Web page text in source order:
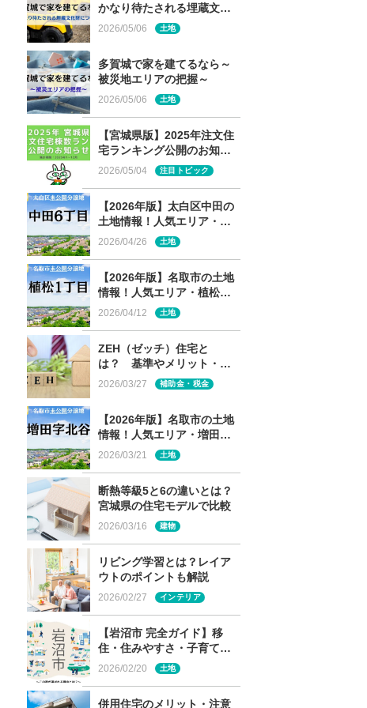
かなり待たされる埋蔵文化
財について～
2026/05/06 土地
多賀城で家を建てるなら～
被災地エリアの把握～
2026/05/06 土地
【宮城県版】2025年注文住
宅ランキング公開のお知ら
せ
2026/05/04 注目トピック
【2026年版】太白区中田の
土地情報！人気エリア・中
田6丁目の未公開分譲地を解
2026/04/26 土地
【2026年版】名取市の土地
情報！人気エリア・植松の
未公開分譲地を解説
2026/04/12 土地
ZEH（ゼッチ）住宅と
は？ 基準やメリット・デ
メリット・補助金制度を解
2026/03/27 補助金・税金
【2026年版】名取市の土地
情報！人気エリア・増田の
未公開分譲地を解説
2026/03/21 土地
断熱等級5と6の違いとは？
宮城県の住宅モデルで比較
2026/03/16 建物
リビング学習とは？レイア
ウトのポイントも解説
2026/02/27 インテリア
【岩沼市 完全ガイド】移
住・住みやすさ・子育て～
この街が選ばれる理由と
2026/02/20 土地
併用住宅のメリット・注意